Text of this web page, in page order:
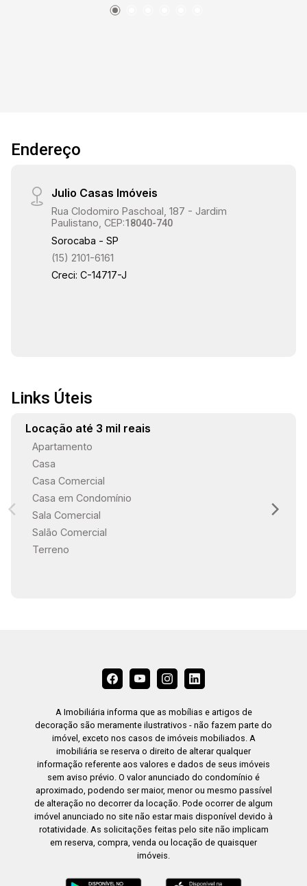
Endereço
Julio Casas Imóveis
Rua Clodomiro Paschoal, 187 - Jardim
Paulistano, CEP:18040-740
Sorocaba - SP
(15) 2101-6161
Creci: C-14717-J
Links Úteis
Locação até 3 mil reais
Apartamento
Casa
Casa Comercial
Casa em Condomínio
Sala Comercial
Salão Comercial
Terreno
A Imobiliária informa que as mobílias e artigos de
decoração são meramente ilustrativos - não fazem parte do
imóvel, exceto nos casos de imóveis mobiliados. A
imobiliária se reserva o direito de alterar qualquer
informação referente aos valores e dados de seus imóveis
sem aviso prévio. O valor anunciado do condomínio é
aproximado, podendo ser maior, menor ou mesmo passível
de alteração no decorrer da locação. Pode ocorrer de algum
imóvel anunciado no site não estar mais disponível devido à
rotatividade. As solicitações feitas pelo site não implicam
em reserva, compra, venda ou locação de quaisquer
imóveis.